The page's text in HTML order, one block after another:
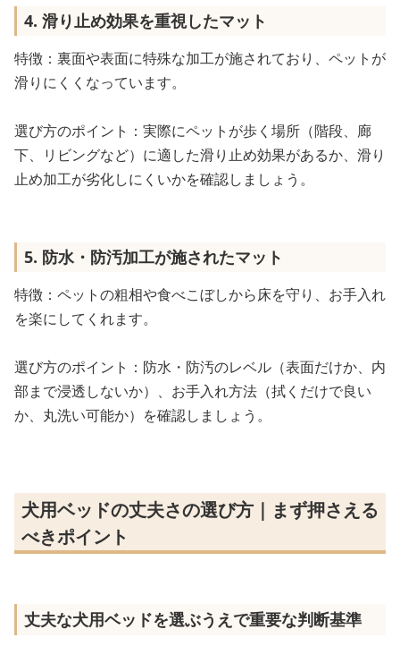
4. 滑り止め効果を重視したマット
特徴：裏面や表面に特殊な加工が施されており、ペットが
滑りにくくなっています。
選び方のポイント：実際にペットが歩く場所（階段、廊
下、リビングなど）に適した滑り止め効果があるか、滑り
止め加工が劣化しにくいかを確認しましょう。
5. 防水・防汚加工が施されたマット
特徴：ペットの粗相や食べこぼしから床を守り、お手入れ
を楽にしてくれます。
選び方のポイント：防水・防汚のレベル（表面だけか、内
部まで浸透しないか）、お手入れ方法（拭くだけで良い
か、丸洗い可能か）を確認しましょう。
犬用ベッドの丈夫さの選び方｜まず押さえる
べきポイント
丈夫な犬用ベッドを選ぶうえで重要な判断基準